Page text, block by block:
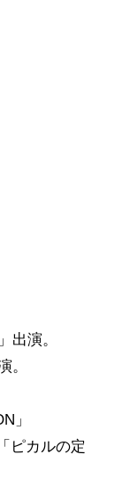
出演。
。
」
カルの定